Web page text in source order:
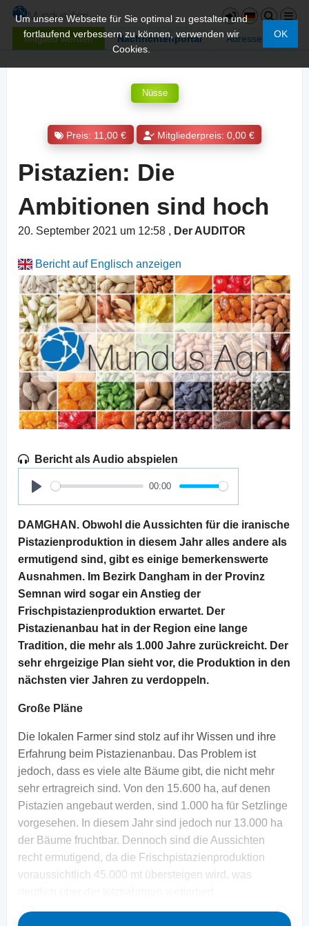
Mitglied werden Nachrichtenportal Adressen
Um unsere Webseite für Sie optimal zu gestalten und
fortlaufend verbessern zu können, verwenden wir
Cookies.
OK
Nüsse
Preis: 11,00 € Mitgliederpreis: 0,00 €
Pistazien: Die
Ambitionen sind hoch
20. September 2021 um 12:58 , Der AUDITOR
Bericht auf Englisch anzeigen
Bericht als Audio abspielen
Play
00:00
DAMGHAN. Obwohl die Aussichten für die iranische
Pistazienproduktion in diesem Jahr alles andere als
ermutigend sind, gibt es einige bemerkenswerte
Ausnahmen. Im Bezirk Dangham in der Provinz
Semnan wird sogar ein Anstieg der
Frischpistazienproduktion erwartet. Der
Pistazienanbau hat in der Region eine lange
Tradition, die mehr als 1.000 Jahre zurückreicht. Der
sehr ehrgeizige Plan sieht vor, die Produktion in den
nächsten vier Jahren zu verdoppeln.
Große Pläne
Die lokalen Farmer sind stolz auf ihr Wissen und ihre
Erfahrung beim Pistazienanbau. Das Problem ist
jedoch, dass es viele alte Bäume gibt, die nicht mehr
sehr ertragreich sind. Von den 15.600 ha, auf denen
Pistazien angebaut werden, sind 1.000 ha für Setzlinge
vorgesehen. In diesem Jahr sind jedoch nur 13.000 ha
der Bäume fruchtbar. Dennoch sind die Aussichten
recht ermutigend, da die Frischpistazienproduktion
voraussichtlich 45.000 mt übersteigen wird, was